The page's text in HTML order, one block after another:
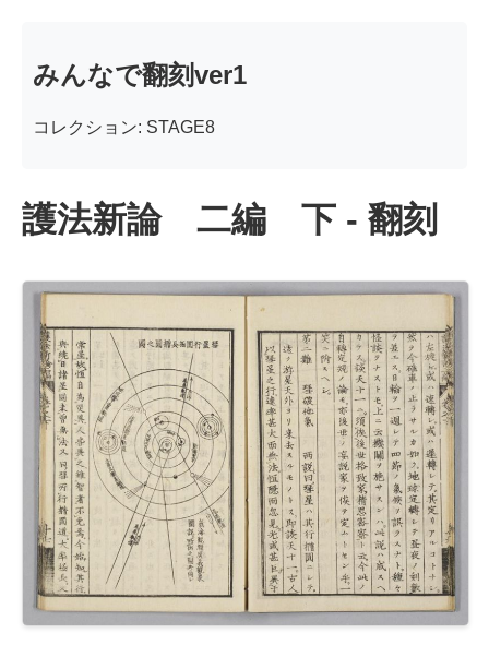
みんなで翻刻ver1
コレクション: STAGE8
護法新論 二編 下 - 翻刻